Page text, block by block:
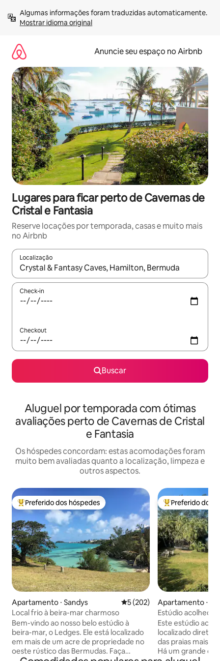
para
Mostrar idioma original
Anuncie seu espaço no Airbnb
Lugares para ficar perto de Cavernas de
Cristal e Fantasia
Reserve locações por temporada, casas e muito mais
no Airbnb
Localização
Quando os resultados estiverem disponíveis, explore-os
Check-in
Checkout
Buscar
Aluguel por temporada com ótimas
avaliações perto de Cavernas de Cristal
e Fantasia
Os hóspedes concordam: estas acomodações foram
muito bem avaliadas quanto a localização, limpeza e
outros aspectos.
Entre os melhores preferidos dos hóspedes
Preferido dos hóspedes
Apartamento ⋅ Sandys 5 de uma avaliação média de
5 (202)
Local frio à beira-mar charmoso
Bem-vindo ao nosso belo estúdio à
beira-mar, o Ledges. Ele está localizado
em mais de um acre de propriedade no
oeste rústico das Bermudas. Faça
Entre os
Preferido dos
Apartamento ⋅
Estúdio
Este estúdio
localizado
das praias mais
Há um grande